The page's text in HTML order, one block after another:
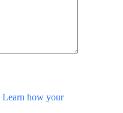
Learn how your